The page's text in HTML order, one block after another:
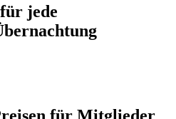
jede